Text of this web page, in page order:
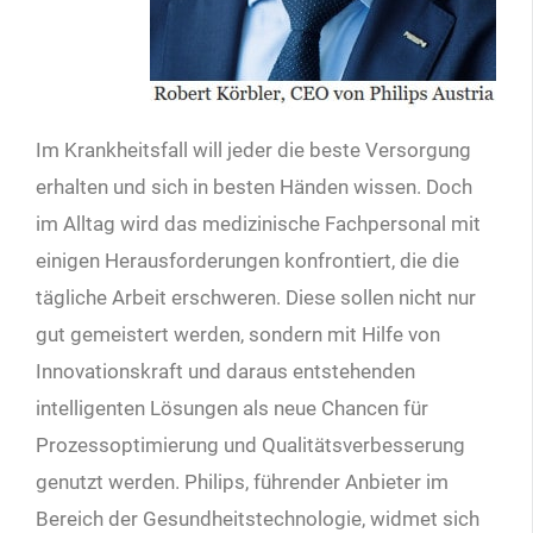
Im Krankheitsfall will jeder die beste Versorgung
erhalten und sich in besten Händen wissen. Doch
im Alltag wird das medizinische Fachpersonal mit
einigen Herausforderungen konfrontiert, die die
tägliche Arbeit erschweren. Diese sollen nicht nur
gut gemeistert werden, sondern mit Hilfe von
Innovationskraft und daraus entstehenden
intelligenten Lösungen als neue Chancen für
Prozessoptimierung und Qualitätsverbesserung
genutzt werden. Philips, führender Anbieter im
Bereich der Gesundheitstechnologie, widmet sich